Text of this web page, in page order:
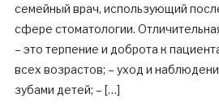
семейный врач, использующий
сфере стоматологии.
– это терпение и доброта к
всех возрастов; – уход и
зубами детей; – […]